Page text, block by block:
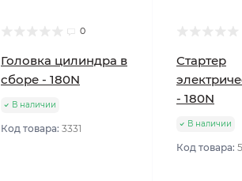
0
Головка цилиндра в
сборе - 180N
В наличии
Код товара: 3331
Стартер
- 180N
В наличии
Код товара: